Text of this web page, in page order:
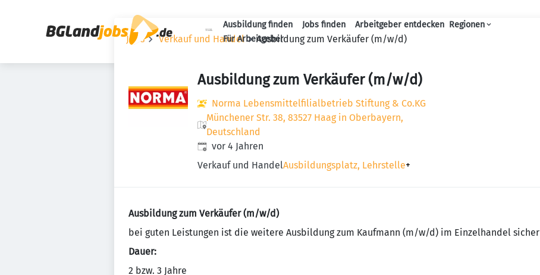
Haupt-Navigation
Ausbildung finden Jobs finden Arbeitgeber entdecken Regionen
Für Arbeitgeber
Jobs Verkauf und Handel Ausbildung zum Verkäufer (m/w/d)
Ausbildung zum Verkäufer (m/w/d)
Norma Lebensmittelfilialbetrieb Stiftung & Co.KG
Münchener Str. 38, 83527 Haag in Oberbayern,
Deutschland
Veröffentlicht:
vor 4 Jahren
Verkauf und HandelAusbildungsplatz, Lehrstelle+
Ausbildung zum Verkäufer (m/w/d)
bei guten Leistungen ist die weitere Ausbildung zum Kaufmann (m/w/d) im Einzelhandel sicher
Dauer:
2 bzw. 3 Jahre